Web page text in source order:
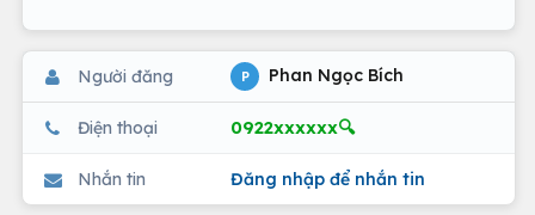
Người đăng P Phan Ngọc Bích
Điện thoại 0922xxxxxx🔍
Nhắn tin Đăng nhập để nhắn tin